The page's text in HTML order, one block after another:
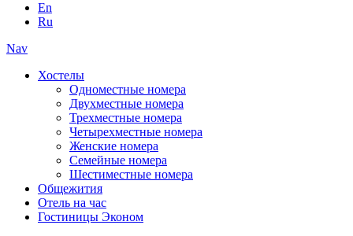
En
Ru
Nav
Хостелы
Одноместные номера
Двухместные номера
Трехместные номера
Четырехместные номера
Женские номера
Семейные номера
Шестиместные номера
Общежития
Отель на час
Гостиницы Эконом